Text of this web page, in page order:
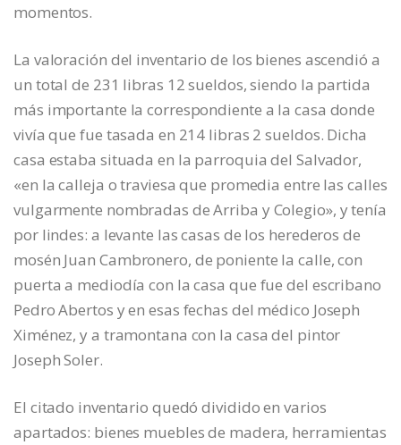
momentos.
La valoración del inventario de los bienes ascendió a
un total de 231 libras 12 sueldos, siendo la partida
más importante la correspondiente a la casa donde
vivía que fue tasada en 214 libras 2 sueldos. Dicha
casa estaba situada en la parroquia del Salvador,
«en la calleja o traviesa que promedia entre las calles
vulgarmente nombradas de Arriba y Colegio», y tenía
por lindes: a levante las casas de los herederos de
mosén Juan Cambronero, de poniente la calle, con
puerta a mediodía con la casa que fue del escribano
Pedro Abertos y en esas fechas del médico Joseph
Ximénez, y a tramontana con la casa del pintor
Joseph Soler.
El citado inventario quedó dividido en varios
apartados: bienes muebles de madera, herramientas